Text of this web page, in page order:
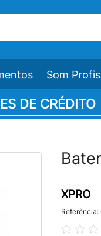
Som
DE CRÉDITO
XPRO
Referência: